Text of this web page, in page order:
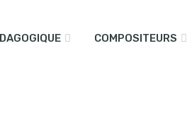
COMPOSITEURS